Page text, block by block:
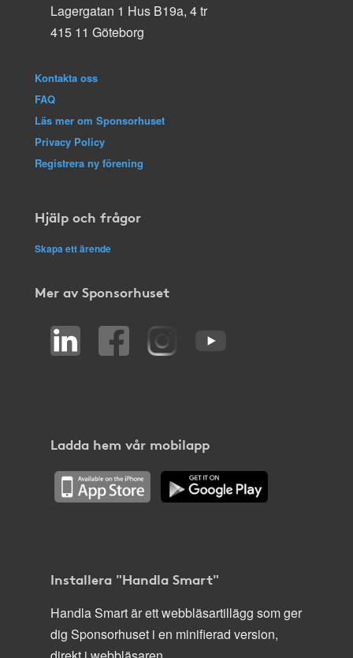
Lagergatan 1 Hus B19a, 4 tr
415 11 Göteborg
Kontakta oss
FAQ
Läs mer om Sponsorhuset
Privacy Policy
Registrera ny förening
Hjälp och frågor
Skapa ett ärende
Mer av Sponsorhuset
Ladda hem vår mobilapp
Installera "Handla Smart"
Handla Smart är ett webbläsartillägg som ger
dig Sponsorhuset i en minifierad version,